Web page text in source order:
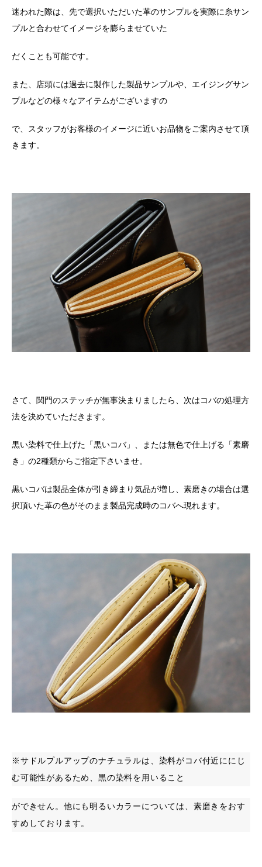
迷われた際は、先で選択いただいた革のサンプルを実際に糸サン
プルと合わせてイメージを膨らませていた
だくことも可能です。
また、店頭には過去に製作した製品サンプルや、エイジングサン
プルなどの様々なアイテムがございますの
で、スタッフがお客様のイメージに近いお品物をご案内させて頂
きます。
さて、関門のステッチが無事決まりましたら、次はコバの処理方
法を決めていただきます。
黒い染料で仕上げた「黒いコバ」、または無色で仕上げる「素磨
き」の2種類からご指定下さいませ。
黒いコバは製品全体が引き締まり気品が増し、素磨きの場合は選
択頂いた革の色がそのまま製品完成時のコバへ現れます。
※サドルプルアップのナチュラルは、染料がコバ付近ににじ
む可能性があるため、黒の染料を用いること
ができせん。他にも明るいカラーについては、素磨きをおす
すめしております。